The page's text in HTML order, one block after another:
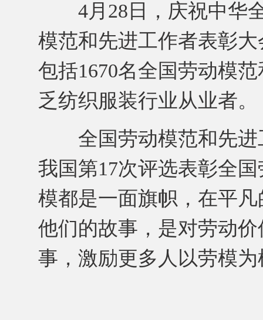
4月28日，庆祝中华全
模范和先进工作者表彰
包括1670名全国劳动模
乏纺织服装行业从业者。
全国劳动模范和先进
我国第17次评选表彰全
模都是一面旗帜，在平
他们的故事，是对劳动
事，激励更多人以劳模